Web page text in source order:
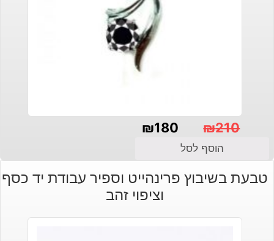
₪210
המקורי
היה:
₪180
הנוכחי
הוא:
הוסף לסל
טבעת בשיבוץ פרינהייט וספיר עבודת יד כסף
וציפוי זהב